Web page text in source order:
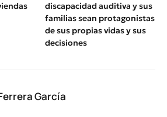
discapacidad auditiva y sus
familias sean protagonistas
de sus propias vidas y sus
decisiones
García